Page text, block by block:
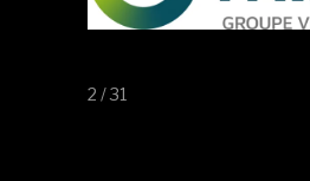
2 / 31